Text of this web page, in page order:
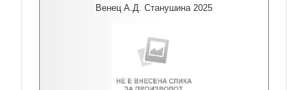
Венец А.Д. Станушина 2025